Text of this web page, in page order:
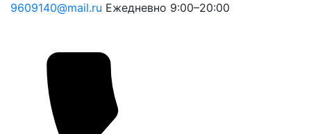
9609140@mail.ru Ежедневно 9:00–20:00